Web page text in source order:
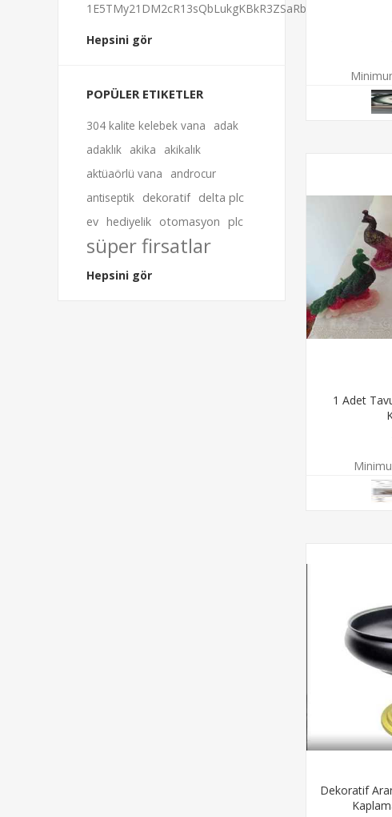
1 Adet
Dekoratif
1E5TMy21DM2cR13sQbLukgKBkR3ZSaRbeB
Hepsini gör
POPÜLER ETIKETLER
304 kalite kelebek vana
adak
adaklık akika
akikalık
aktüaörlü vana
androcur
antiseptik dekoratif delta plc
ev hediyelik otomasyon plc
süper firsatlar
Hepsini gör